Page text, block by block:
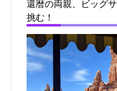
還暦の両親、ビッグ
挑む！